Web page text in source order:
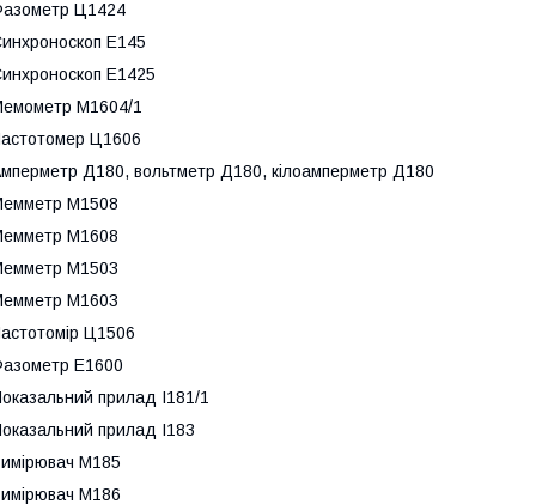
Ц1424
Е145
Е1425
М1604/1
Ц1606
Д180, вольтметр Д180, кілоамперметр Д180
М1508
М1608
М1503
М1603
Ц1506
Е1600
прилад І181/1
прилад І183
М185
М186